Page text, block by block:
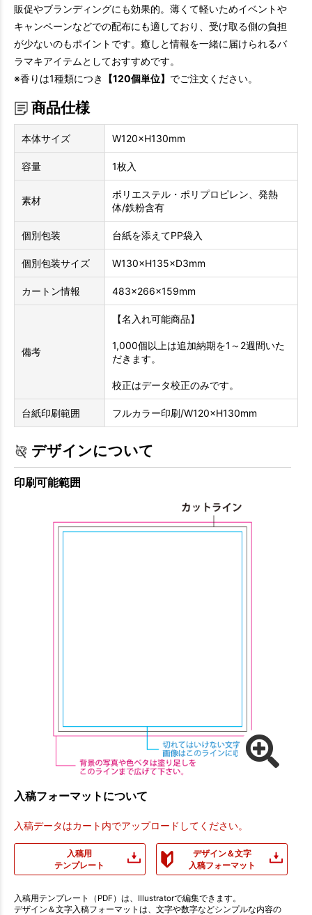
販促やブランディングにも効果的。薄くて軽いためイベントや
キャンペーンなどでの配布にも適しており、受け取る側の負担
が少ないのもポイントです。癒しと情報を一緒に届けられるバ
ラマキアイテムとしておすすめです。
※香りは1種類につき
【120個単位】 でご注文ください。
商品仕様
本体サイズ W120×H130mm
容量 1枚入
素材
ポリエステル・ポリプロピレン、発熱
体/鉄粉含有
個別包装 台紙を添えてPP袋入
個別包装サイズ W130×H135×D3mm
カートン情報 483×266×159mm
備考
【名入れ可能商品】
1,000個以上は追加納期を1～2週間いた
だきます。
校正はデータ校正のみです。
台紙印刷範囲 フルカラー印刷/W120×H130mm
デザインについて
印刷可能範囲
入稿フォーマットについて
入稿データはカート内でアップロードしてください。
入稿用
テンプレート
デザイン＆文字
入稿フォーマット
入稿用テンプレート（PDF）は、Illustratorで編集できます。
デザイン＆文字入稿フォーマットは、文字や数字などシンプルな内容の